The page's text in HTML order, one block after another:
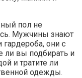
пол не
Мужчины знают
они с
ли вы подбирать и
и тратите ли
одежды.